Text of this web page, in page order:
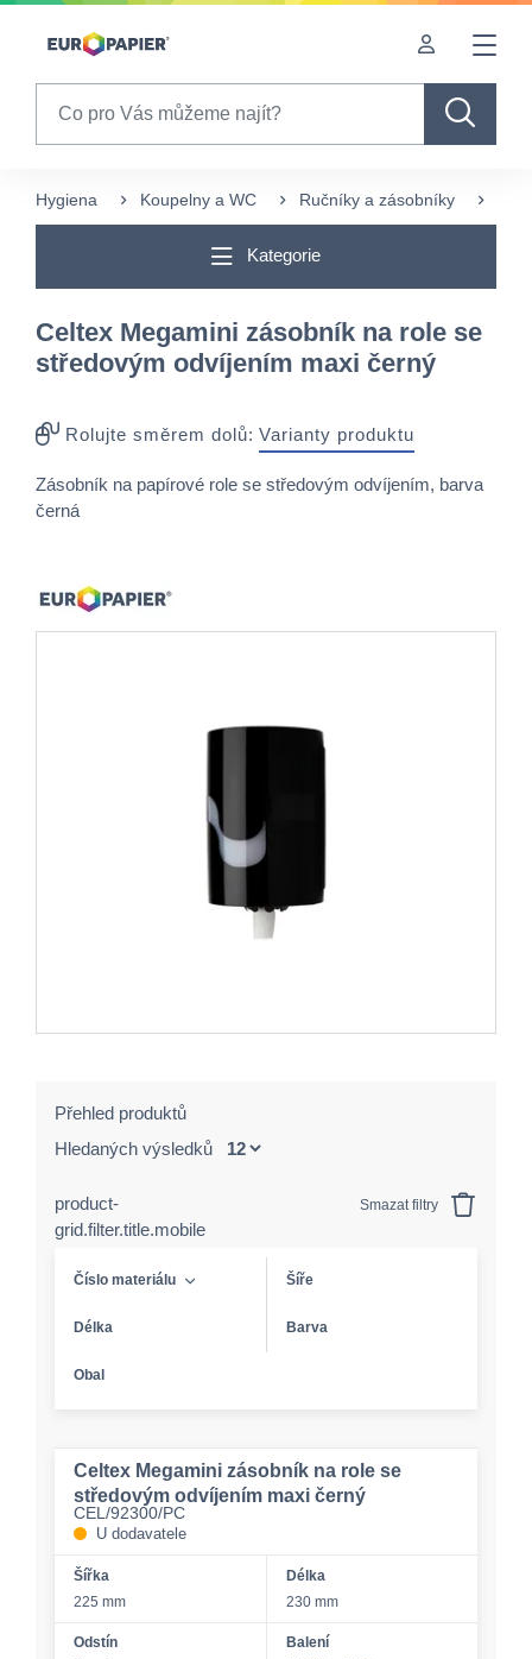
Table Of Content
Často nakupované s tímto produktem
Hygiena Koupelny a WC Ručníky a zásobníky
Kategorie
Celtex Megamini zásobník na role se
středovým odvíjením maxi černý
Rolujte směrem dolů: Varianty produktu
Zásobník na papírové role se středovým odvíjením, barva
černá
Přehled produktů
Hledaných výsledků
product-
grid.filter.title.mobile
Smazat filtry
Číslo materiálu Šíře
Délka Barva
Obal
Celtex Megamini zásobník na role se
středovým odvíjením maxi černý
CEL/92300/PC
U dodavatele
Šířka
225 mm
Délka
230 mm
Odstín
Balení